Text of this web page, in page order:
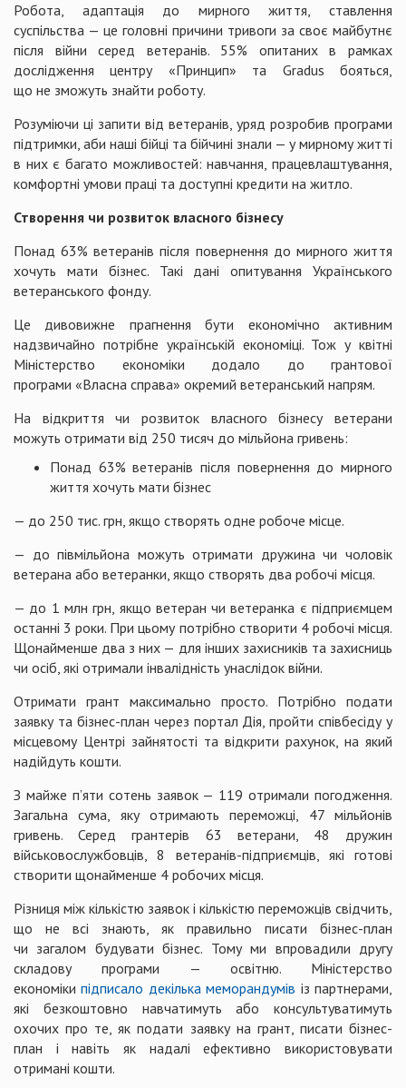
Робота, адаптація до мирного життя, ставлення
суспільства — це головні причини тривоги за своє майбутнє
після війни серед ветеранів. 55% опитаних в рамках
дослідження центру «Принцип» та Gradus бояться,
що не зможуть знайти роботу.
Розуміючи ці запити від ветеранів, уряд розробив програми
підтримки, аби наші бійці та бійчині знали — у мирному житті
в них є багато можливостей: навчання, працевлаштування,
комфортні умови праці та доступні кредити на житло.
Створення чи розвиток власного бізнесу
Понад 63% ветеранів після повернення до мирного життя
хочуть мати бізнес. Такі дані опитування Українського
ветеранського фонду.
Це дивовижне прагнення бути економічно активним
надзвичайно потрібне українській економіці. Тож у квітні
Міністерство економіки додало до грантової
програми «Власна справа» окремий ветеранський напрям.
На відкриття чи розвиток власного бізнесу ветерани
можуть отримати від 250 тисяч до мільйона гривень:
Понад 63% ветеранів після повернення до мирного
життя хочуть мати бізнес
— до 250 тис. грн, якщо створять одне робоче місце.
— до півмільйона можуть отримати дружина чи чоловік
ветерана або ветеранки, якщо створять два робочі місця.
— до 1 млн грн, якщо ветеран чи ветеранка є підприємцем
останні 3 роки. При цьому потрібно створити 4 робочі місця.
Щонайменше два з них — для інших захисників та захисниць
чи осіб, які отримали інвалідність унаслідок війни.
Отримати грант максимально просто. Потрібно подати
заявку та бізнес-план через портал Дія, пройти співбесіду у
місцевому Центрі зайнятості та відкрити рахунок, на який
надійдуть кошти.
З майже п’яти сотень заявок — 119 отримали погодження.
Загальна сума, яку отримають переможці, 47 мільйонів
гривень. Серед грантерів 63 ветерани, 48 дружин
військовослужбовців, 8 ветеранів-підприємців, які готові
створити щонайменше 4 робочих місця.
Різниця між кількістю заявок і кількістю переможців свідчить,
що не всі знають, як правильно писати бізнес-план
чи загалом будувати бізнес. Тому ми впровадили другу
складову програми — освітню. Міністерство
економікипідписало декілька меморандумів із партнерами,
які безкоштовно навчатимуть або консультуватимуть
охочих про те, як подати заявку на грант, писати бізнес-
план і навіть як надалі ефективно використовувати
отримані кошти.